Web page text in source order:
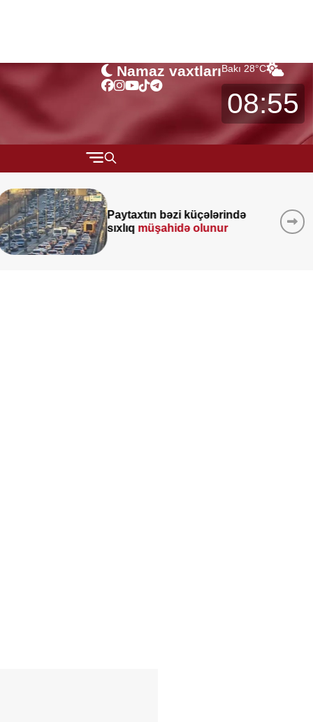
Namaz vaxtlarıBakı 28°C
08:55
MÜSAHİBƏ
MARAQLI
Bakıda yaşayanların
DİQQƏTİNƏ!7 avqust 2026-
saat 00:00-dan etibarən...